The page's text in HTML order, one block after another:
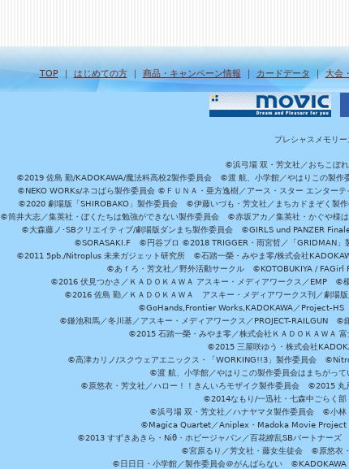
TOP｜ はじめての方｜ 商品・キャンペーン情報 ｜ カードデータ ｜大会
プレシャスメモリー
©浜弓場 双・芳文社／おちこぼ
©2019 佐島 勤/KADOKAWA/魔法科高校2製作委員会 ©渡 航、小学館／やはりこの製
©NEKO WORKs/ネコぱら製作委員会 ©ＦＵＮＡ・亜方逸樹／アース・スター エンター
©2020 劇場版「SHIROBAKO」製作委員会 ©伊藤いづも・芳文社／まちカドまぞく
©筒井大志／集英社・ぼくたちは勉強ができない製作委員会 ©赤坂アカ／集英社・かぐや
©大森藤ノ･SBクリエイティブ/劇場版ダンまち製作委員会 ©GIRLS und PANZER
©SORASAKI.F ©円谷プロ ©2018 TRIGGER・雨宮哲／「GRIDMAN
©2011 5pb./Nitroplus 未来ガジェット研究所 ©石踏一榮・みやま零/株式会社
©あｆろ・芳文社／野外活動サークル ©KOTOBUKIYA /
©2016 伏見つかさ／ＫＡＤＯＫＡＷＡ アスキー・メディアワークス／EMP ©
©2016 佐島 勤／ＫＡＤＯＫＡＷＡ アスキー・メディアワークス刊／劇
©GoHands,Frontier Works,KADOKAWA／Project-HS
©鎌池和馬／冬川基／アスキー・メディアワークス／PROJECT-RAILGUN ©
©2015 石踏一榮・みやま零／株式会社ＫＡＤＯＫＡＷＡ
©2015 三屋咲ゆう・株式会社
©高津カリノ/スクウェアエニックス・「WORKING!!3」製作委員会
©渡 航、小学館／やはりこの製作委員会はまちが
©原悠衣・芳文社／ハロー！！きんいろモザイク製作委員会 ©2015 丸
©2014なもり/一迅社・七森中ごらく
©浜弓場 双・芳文社／ハナヤマタ製作委員会 ©小林
©Magica Quartet／Aniplex・Madoka Movie Project
©2013 すずきあきら・Niθ・ホビージャパン／百花繚乱SBパートナー
©宮原るり／芳文社・藤女生徒会 ©原悠衣
©日日日・小学館／製作委員会＠がんばらない ©KADOKAWA